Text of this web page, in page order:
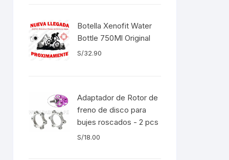
LINK CANDADOS
EXTRACTOR DE PEDAL
EXTRACTOR DE TASAS DE
DIRECCIÓN
EXTRACTOR LLAVES PARA
/
Botella Xenofit Water
Bottle 750Ml Original
S/32.90
Adaptador de Rotor de
freno de disco para
bujes roscados - 2 pcs
S/18.00